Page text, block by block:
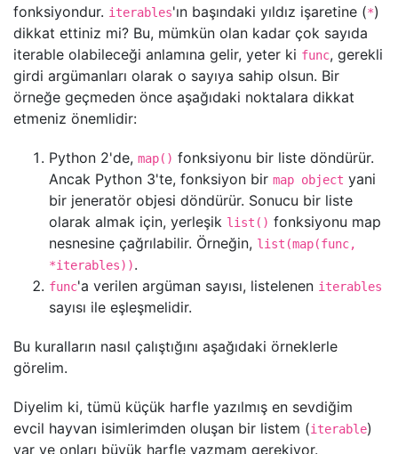
fonksiyondur. iterables'ın başındaki yıldız işaretine (*)
dikkat ettiniz mi? Bu, mümkün olan kadar çok sayıda
iterable olabileceği anlamına gelir, yeter ki func, gerekli
girdi argümanları olarak o sayıya sahip olsun. Bir
örneğe geçmeden önce aşağıdaki noktalara dikkat
etmeniz önemlidir:
Python 2'de, map() fonksiyonu bir liste döndürür.
Ancak Python 3'te, fonksiyon bir map object yani
bir jeneratör objesi döndürür. Sonucu bir liste
olarak almak için, yerleşik list() fonksiyonu map
nesnesine çağrılabilir. Örneğin, list(map(func,
*iterables)).
func'a verilen argüman sayısı, listelenen iterables
sayısı ile eşleşmelidir.
Bu kuralların nasıl çalıştığını aşağıdaki örneklerle
görelim.
Diyelim ki, tümü küçük harfle yazılmış en sevdiğim
evcil hayvan isimlerimden oluşan bir listem (iterable)
var ve onları büyük harfle yazmam gerekiyor.